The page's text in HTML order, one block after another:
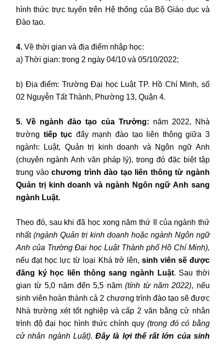
hình thức trực tuyến trên Hệ thống của Bộ Giáo dục và
Đào tạo.
4. Về thời gian và địa điểm nhập học:
a) Thời gian: trong 2 ngày 04/10 và 05/10/2022;
b) Địa điểm: Trường Đại học Luật TP. Hồ Chí Minh, số
02 Nguyễn Tất Thành, Phường 13, Quận 4.
5. Về ngành đào tạo của Trường: năm 2022, Nhà
trường tiếp tục đẩy mạnh đào tạo liên thông giữa 3
ngành: Luật, Quản trị kinh doanh và Ngôn ngữ Anh
(chuyên ngành Anh văn pháp lý), trong đó đặc biệt tập
trung vàochương trình đào tạo liên thông từ ngành
Quản trị kinh doanh và ngành Ngôn ngữ Anh sang
ngành Luật.
Theo đó, sau khi đã học xong năm thứ II của ngành thứ
nhất (ngành Quản trị kinh doanh hoặc ngành Ngôn ngữ
Anh của Trường Đại học Luật Thành phố Hồ Chí Minh),
nếu đạt học lực từ loại Khá trở lên, sinh viên sẽ được
đăng ký học liên thông sang ngành Luật. Sau thời
gian từ 5,0 năm đến 5,5 năm(tính từ năm 2022), nếu
sinh viên hoàn thành cả 2 chương trình đào tạo sẽ được
Nhà trường xét tốt nghiệp và cấp 2 văn bằng cử nhân
trình độ đại học hình thức chính quy (trong đó có bằng
cử nhân ngành Luật).Đây là lợi thế rất lớn của sinh